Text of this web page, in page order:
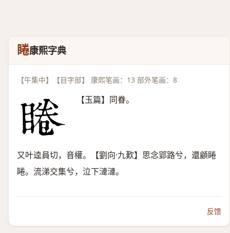
睠康熙字典
【午集中】【目字部】 康熙笔画：13 部外笔画：8
【玉篇】同眷。
又叶逵員切，音權。【劉向·九歎】思念郢路兮，還顧睠
睠。流涕交集兮，泣下漣漣。
反馈